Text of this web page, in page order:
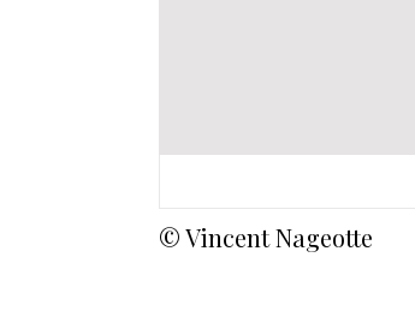
© Vincent Nageotte